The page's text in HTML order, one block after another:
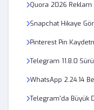
Quora 2026
Snapchat Hikaye
Pinterest Pin
Telegram 11.8.0
WhatsApp 2.24.14
Telegram'da Büyük